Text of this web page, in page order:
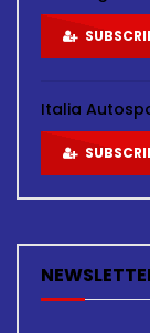
Italia